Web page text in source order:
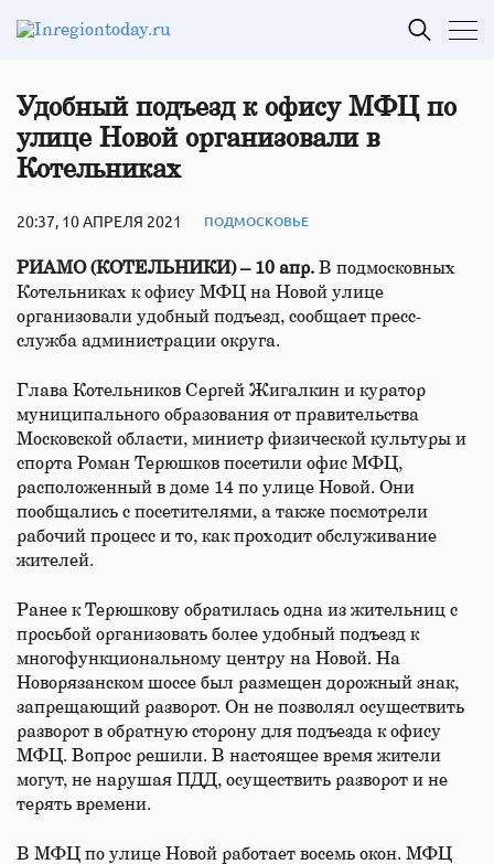
Удобный подъезд к офису МФЦ по
улице Новой организовали в
Котельниках
20:37, 10 АПРЕЛЯ 2021 ПОДМОСКОВЬЕ
РИАМО (КОТЕЛЬНИКИ) – 10 апр. В подмосковных
Котельниках к офису МФЦ на Новой улице
организовали удобный подъезд, сообщает пресс-
служба администрации округа.
Глава Котельников Сергей Жигалкин и куратор
муниципального образования от правительства
Московской области, министр физической культуры и
спорта Роман Терюшков посетили офис МФЦ,
расположенный в доме 14 по улице Новой. Они
пообщались с посетителями, а также посмотрели
рабочий процесс и то, как проходит обслуживание
жителей.
Ранее к Терюшкову обратилась одна из жительниц с
просьбой организовать более удобный подъезд к
многофункциональному центру на Новой. На
Новорязанском шоссе был размещен дорожный знак,
запрещающий разворот. Он не позволял осуществить
разворот в обратную сторону для подъезда к офису
МФЦ. Вопрос решили. В настоящее время жители
могут, не нарушая ПДД, осуществить разворот и не
терять времени.
В МФЦ по улице Новой работает восемь окон. МФЦ